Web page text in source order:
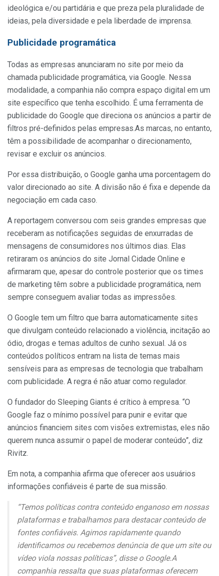
ideológica e/ou partidária e que preza pela pluralidade de
ideias, pela diversidade e pela liberdade de imprensa.
Publicidade programática
Todas as empresas anunciaram no site por meio da
chamada publicidade programática, via Google. Nessa
modalidade, a companhia não compra espaço digital em um
site específico que tenha escolhido. É uma ferramenta de
publicidade do Google que direciona os anúncios a partir de
filtros pré-definidos pelas empresas.As marcas, no entanto,
têm a possibilidade de acompanhar o direcionamento,
revisar e excluir os anúncios.
Por essa distribuição, o Google ganha uma porcentagem do
valor direcionado ao site. A divisão não é fixa e depende da
negociação em cada caso.
A reportagem conversou com seis grandes empresas que
receberam as notificações seguidas de enxurradas de
mensagens de consumidores nos últimos dias. Elas
retiraram os anúncios do site Jornal Cidade Online e
afirmaram que, apesar do controle posterior que os times
de marketing têm sobre a publicidade programática, nem
sempre conseguem avaliar todas as impressões.
O Google tem um filtro que barra automaticamente sites
que divulgam conteúdo relacionado a violência, incitação ao
ódio, drogas e temas adultos de cunho sexual. Já os
conteúdos políticos entram na lista de temas mais
sensíveis para as empresas de tecnologia que trabalham
com publicidade. A regra é não atuar como regulador.
O fundador do Sleeping Giants é crítico à empresa. “O
Google faz o mínimo possível para punir e evitar que
anúncios financiem sites com visões extremistas, eles não
querem nunca assumir o papel de moderar conteúdo”, diz
Rivitz.
Em nota, a companhia afirma que oferecer aos usuários
informações confiáveis é parte de sua missão.
“Temos políticas contra conteúdo enganoso em nossas
plataformas e trabalhamos para destacar conteúdo de
fontes confiáveis. Agimos rapidamente quando
identificamos ou recebemos denúncia de que um site ou
vídeo viola nossas políticas”, disse o Google.A
companhia ressalta que suas plataformas oferecem